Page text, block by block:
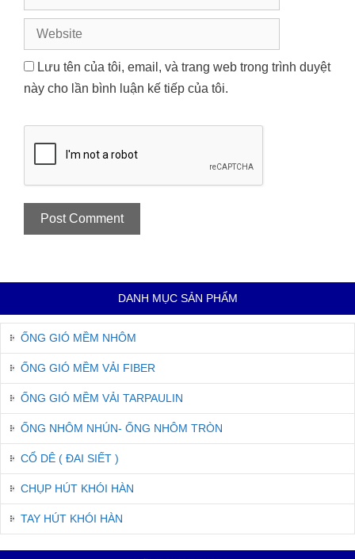
Website
Lưu tên của tôi, email, và trang web trong trình duyệt
này cho lần bình luận kế tiếp của tôi.
DANH MỤC SẢN PHẨM
ỐNG GIÓ MỀM NHÔM
ỐNG GIÓ MỀM VẢI FIBER
ỐNG GIÓ MỀM VẢI TARPAULIN
ỐNG NHÔM NHÚN- ỐNG NHÔM TRÒN
CỔ DÊ ( ĐAI SIẾT )
CHỤP HÚT KHÓI HÀN
TAY HÚT KHÓI HÀN